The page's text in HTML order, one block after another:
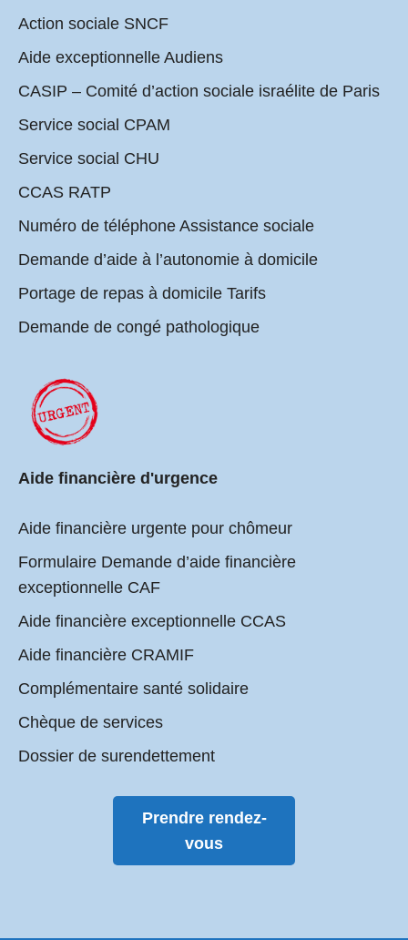
Action sociale SNCF
Aide exceptionnelle Audiens
CASIP – Comité d’action sociale israélite de Paris
Service social CPAM
Service social CHU
CCAS RATP
Numéro de téléphone Assistance sociale
Demande d’aide à l’autonomie à domicile
Portage de repas à domicile Tarifs
Demande de congé pathologique
Aide financière d'urgence
Aide financière urgente pour chômeur
Formulaire Demande d’aide financière
exceptionnelle CAF
Aide financière exceptionnelle CCAS
Aide financière CRAMIF
Complémentaire santé solidaire
Chèque de services
Dossier de surendettement
Prendre rendez-
vous